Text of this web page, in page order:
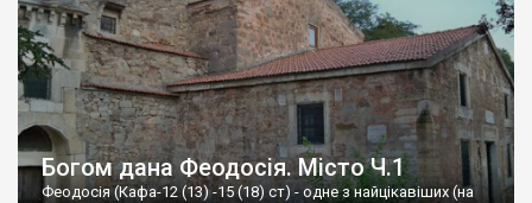
Богом дана Феодосія. Місто Ч.1
Феодосія (Кафа-12 (13) -15 (18) ст) - одне з найцікавіших (на